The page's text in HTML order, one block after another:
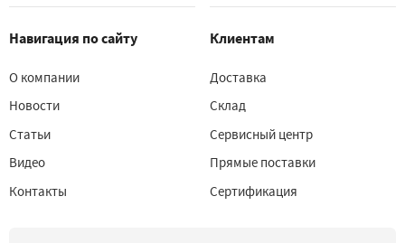
Навигация по сайту
О компании
Новости
Статьи
Видео
Контакты
Клиентам
Доставка
Склад
Сервисный центр
Прямые поставки
Сертификация